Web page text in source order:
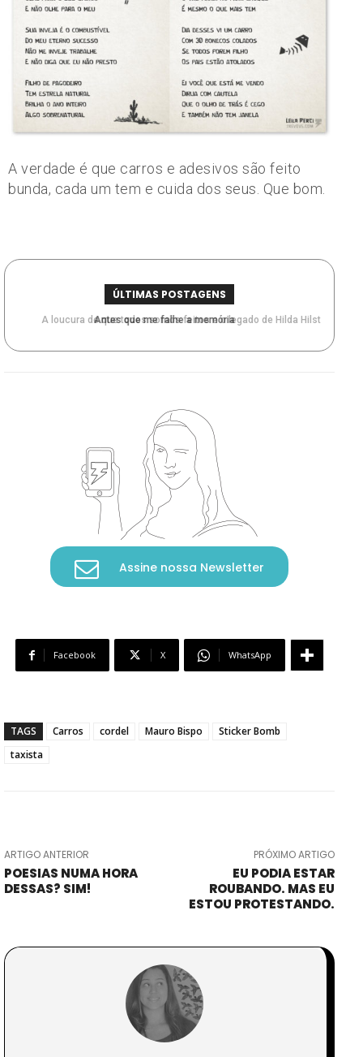
A verdade é que carros e adesivos são feito
bunda, cada um tem e cuida dos seus. Que bom.
ÚLTIMAS POSTAGENS
Antes que me falhe a memória
A loucura de que todos somos feitos e o legado de Hilda Hilst
Assine nossa Newsletter
Facebook X WhatsApp
TAGS Carros cordel Mauro Bispo
Sticker Bomb
taxista
ARTIGO ANTERIOR
POESIAS NUMA HORA
DESSAS? SIM!
PRÓXIMO ARTIGO
EU PODIA ESTAR
ROUBANDO. MAS EU
ESTOU PROTESTANDO.